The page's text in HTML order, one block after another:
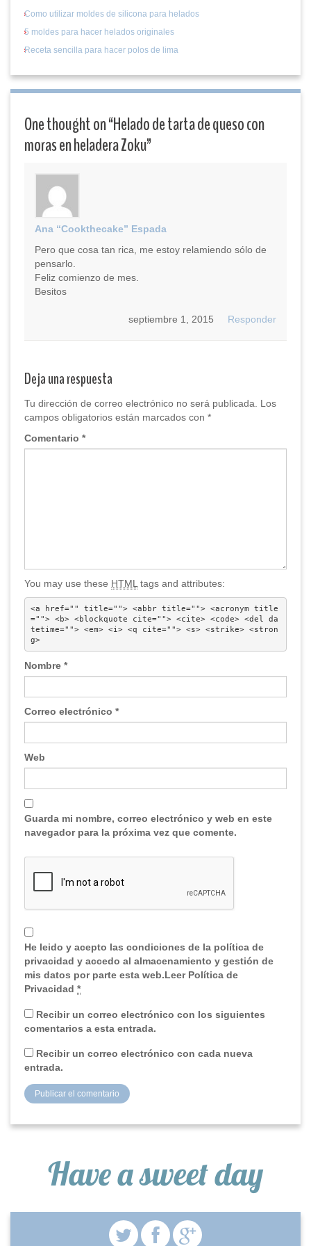
Como utilizar moldes de silicona para helados
5 moldes para hacer helados originales
Receta sencilla para hacer polos de lima
One thought on “Helado de tarta de queso con
moras en heladera Zoku”
Ana “Cookthecake” Espada
Pero que cosa tan rica, me estoy relamiendo sólo de
pensarlo.
Feliz comienzo de mes.
Besitos
Responder
septiembre 1, 2015
Deja una respuesta
Tu dirección de correo electrónico no será publicada. Los
campos obligatorios están marcados con *
Comentario *
You may use these HTMLtags and attributes:
<a href="" title=""> <abbr title=""> <acronym title
=""> <b> <blockquote cite=""> <cite> <code> <del da
tetime=""> <em> <i> <q cite=""> <s> <strike> <stron
g>
Nombre *
Correo electrónico *
Web
Guarda mi nombre, correo electrónico y web en este
navegador para la próxima vez que comente.
He leido y acepto las condiciones de la política de
privacidad y accedo al almacenamiento y gestión de
mis datos por parte esta web.Leer Política de
Privacidad *
Recibir un correo electrónico con los siguientes
comentarios a esta entrada.
Recibir un correo electrónico con cada nueva
entrada.
Have a sweet day